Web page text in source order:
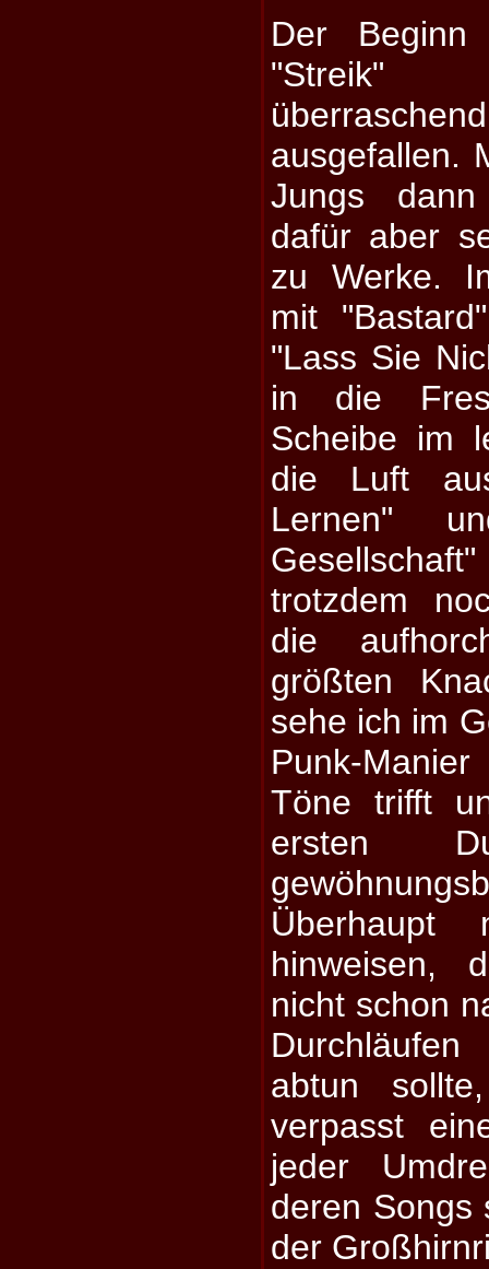
Der
"Streik"
ausgefallen.
Jungs
dafür aber
zu Werke.
mit
"Lass Sie
in die
Scheibe im
die Luft
Lernen"
trotzdem
die
größten
sehe ich im
Punk-
Töne trifft
ersten
hinweisen,
nicht schon
abtun
verpasst
jeder
deren Songs
der